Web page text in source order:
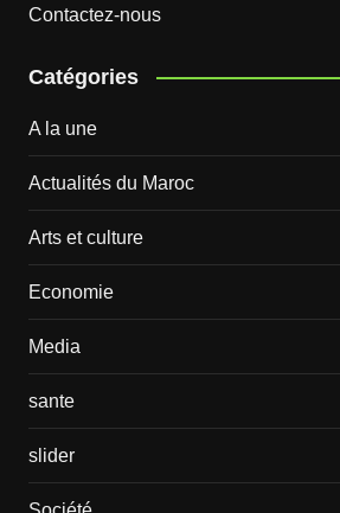
Contactez-nous
Catégories
A la une
Actualités du Maroc
Arts et culture
Economie
Media
sante
slider